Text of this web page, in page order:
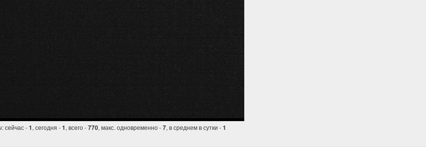
сейчас -1, сегодня -1, всего -770, макс. одновременно -7, в среднем в сутки -1